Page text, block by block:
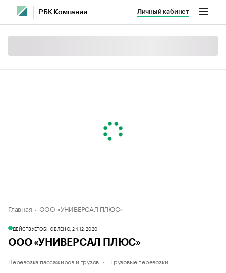
РБК Компании Личный кабинет
Главная ООО «УНИВЕРСАЛ ПЛЮС»
ДЕЙСТВУЕТОБНОВЛЕНО, 24.12.2020
ООО «УНИВЕРСАЛ ПЛЮС»
Перевозка пассажиров и грузов Грузовые перевозки